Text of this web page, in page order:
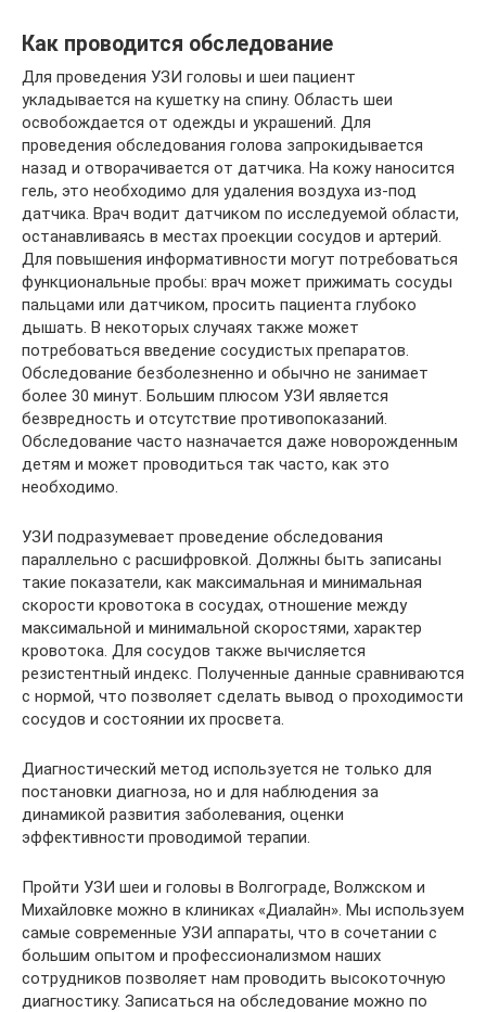
Как проводится обследование
Для проведения УЗИ головы и шеи пациент
укладывается на кушетку на спину. Область шеи
освобождается от одежды и украшений. Для
проведения обследования голова запрокидывается
назад и отворачивается от датчика. На кожу наносится
гель, это необходимо для удаления воздуха из-под
датчика. Врач водит датчиком по исследуемой области,
останавливаясь в местах проекции сосудов и артерий.
Для повышения информативности могут потребоваться
функциональные пробы: врач может прижимать сосуды
пальцами или датчиком, просить пациента глубоко
дышать. В некоторых случаях также может
потребоваться введение сосудистых препаратов.
Обследование безболезненно и обычно не занимает
более 30 минут. Большим плюсом УЗИ является
безвредность и отсутствие противопоказаний.
Обследование часто назначается даже новорожденным
детям и может проводиться так часто, как это
необходимо.
УЗИ подразумевает проведение обследования
параллельно с расшифровкой. Должны быть записаны
такие показатели, как максимальная и минимальная
скорости кровотока в сосудах, отношение между
максимальной и минимальной скоростями, характер
кровотока. Для сосудов также вычисляется
резистентный индекс. Полученные данные сравниваются
с нормой, что позволяет сделать вывод о проходимости
сосудов и состоянии их просвета.
Диагностический метод используется не только для
постановки диагноза, но и для наблюдения за
динамикой развития заболевания, оценки
эффективности проводимой терапии.
Пройти УЗИ шеи и головы в Волгограде, Волжском и
Михайловке можно в клиниках «Диалайн». Мы используем
самые современные УЗИ аппараты, что в сочетании с
большим опытом и профессионализмом наших
сотрудников позволяет нам проводить высокоточную
диагностику. Записаться на обследование можно по